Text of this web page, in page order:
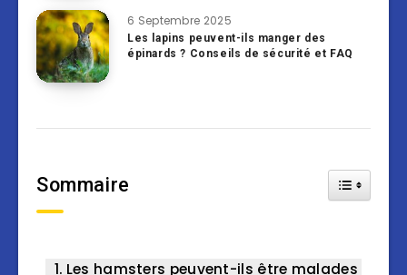
6 Septembre 2025
Les lapins peuvent-ils manger des
épinards ? Conseils de sécurité et FAQ
Sommaire Toggle
Les hamsters peuvent-ils être malades